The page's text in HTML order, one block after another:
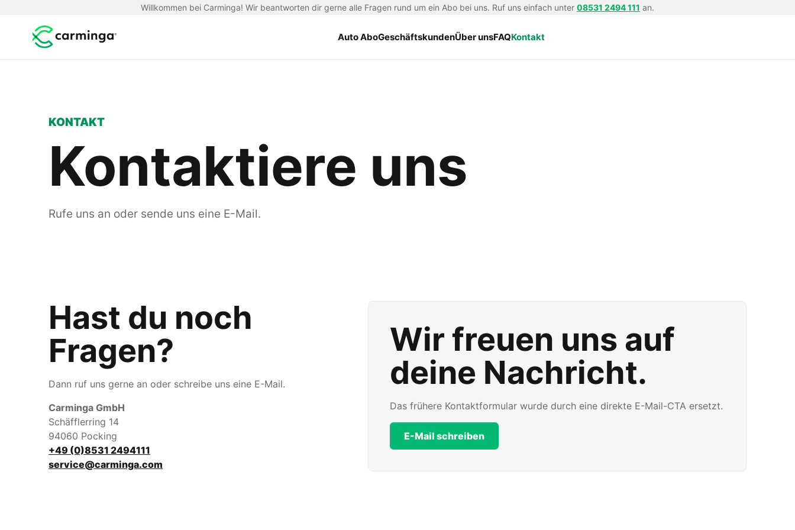
Willkommen bei Carminga! Wir beantworten dir gerne alle Fragen rund um ein Abo bei uns. Ruf uns einfach unter 08531 2494 111 an.
Auto AboGeschäftskundenÜber unsFAQKontakt
KONTAKT
Kontaktiere uns
Rufe uns an oder sende uns eine E-Mail.
Hast du noch
Fragen?
Dann ruf uns gerne an oder schreibe uns eine E-Mail.
Carminga GmbH
Schäfflerring 14
94060 Pocking
+49 (0)8531 2494111
service@carminga.com
Wir freuen uns auf
deine Nachricht.
Das frühere Kontaktformular wurde durch eine direkte E-Mail-CTA ersetzt.
E-Mail schreiben